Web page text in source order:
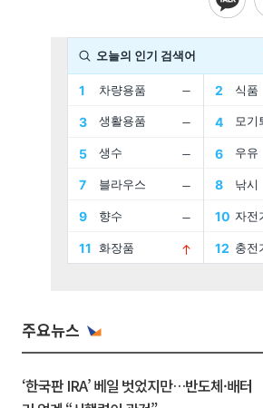
주요뉴스
‘한국판 IRA’ 베일 벗었지만…반도체·배터